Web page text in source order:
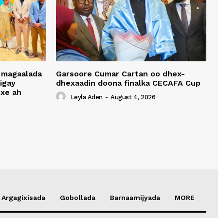
ah
Garsoore Cumar Cartan oo dhex-
dhexaadin doona finalka CECAFA Cup
Leyla Aden - August 4, 2026
Argagixisada Gobollada Barnaamijyada MORE